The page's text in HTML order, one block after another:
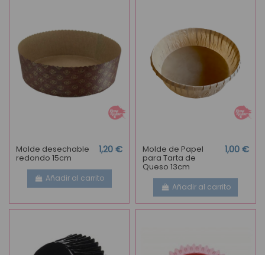
Molde desechable
redondo 15cm
1,20 €
Añadir al carrito
Molde de Papel
para Tarta de
Queso 13cm
1,00 €
Añadir al carrito